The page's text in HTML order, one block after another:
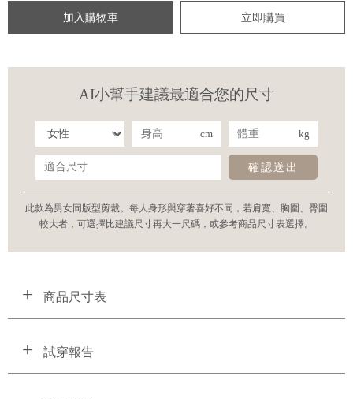
加入購物車 立即購買
AI小幫手建議最適合您的尺寸
cm kg
確認送出
此款為男女同版型剪裁。每人身形與穿著喜好不同，若肩寬、胸圍、臀圍
較大者，可選擇比建議尺寸再大一尺碼，或參考商品尺寸表選擇。
商品尺寸表
試穿報告